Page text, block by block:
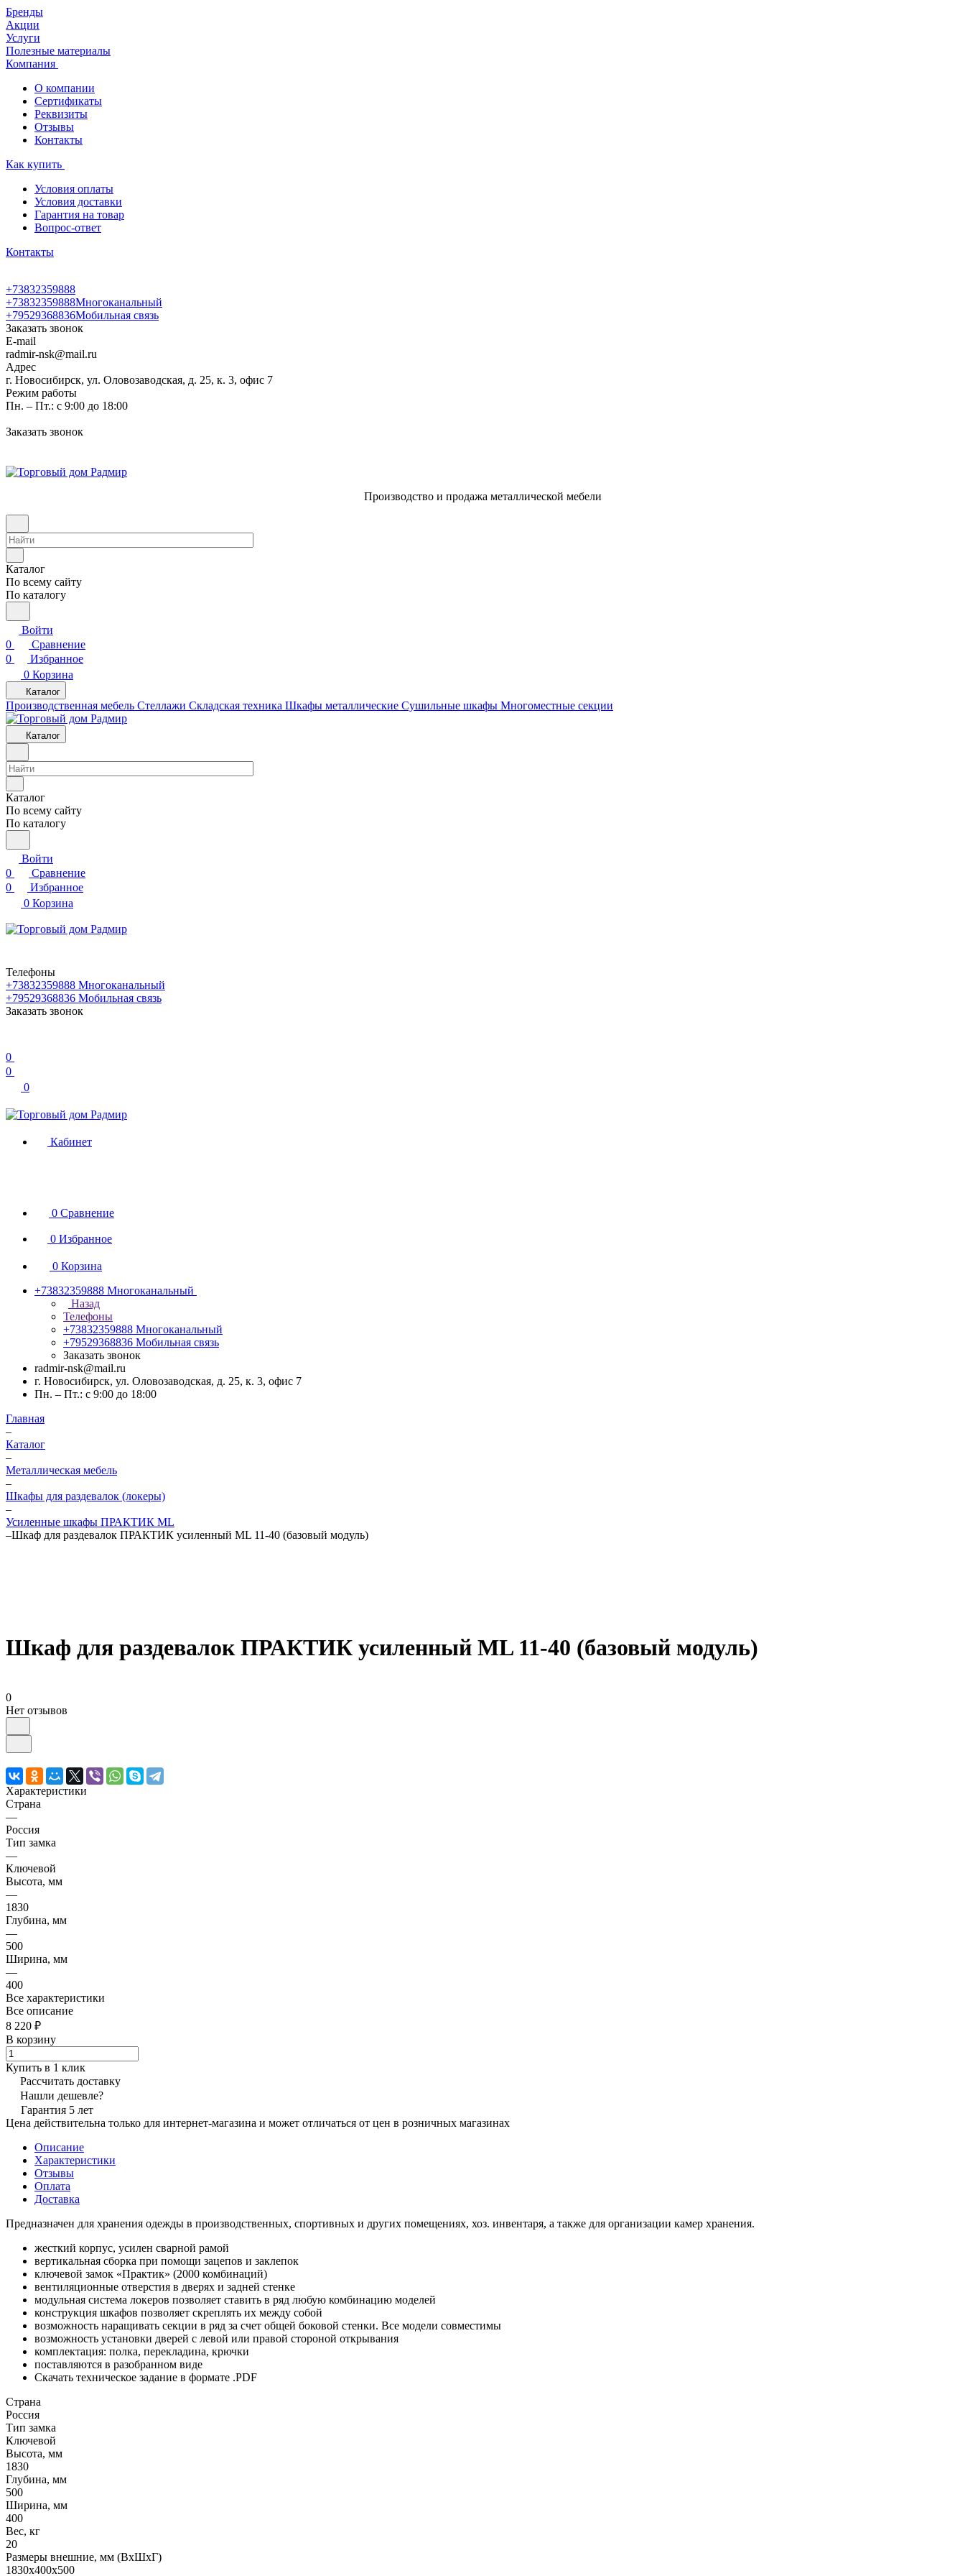
Бренды
Акции
Услуги
Полезные материалы
Компания
О компании
Сертификаты
Реквизиты
Отзывы
Контакты
Как купить
Условия оплаты
Условия доставки
Гарантия на товар
Вопрос-ответ
Контакты
+73832359888
+73832359888Многоканальный
+79529368836Мобильная связь
Заказать звонок
E-mail
radmir-nsk@mail.ru
Адрес
г. Новосибирск, ул. Оловозаводская, д. 25, к. 3, офис 7
Режим работы
Пн. – Пт.: с 9:00 до 18:00
Заказать звонок
Производство и продажа металлической мебели
Каталог
По всему сайту
По каталогу
Войти
0
Сравнение
0
Избранное
0 Корзина
Каталог
Производственная мебель Cтеллажи Складская техника Шкафы металлические Cушильные шкафы Многоместные секции
Каталог
Каталог
По всему сайту
По каталогу
Войти
0
Сравнение
0
Избранное
0 Корзина
Телефоны
+73832359888 Многоканальный
+79529368836 Мобильная связь
Заказать звонок
0
0
0
Кабинет
0 Сравнение
0 Избранное
0 Корзина
+73832359888 Многоканальный
Назад
Телефоны
+73832359888 Многоканальный
+79529368836 Мобильная связь
Заказать звонок
radmir-nsk@mail.ru
г. Новосибирск, ул. Оловозаводская, д. 25, к. 3, офис 7
Пн. – Пт.: с 9:00 до 18:00
Главная
–
Каталог
–
Металлическая мебель
–
Шкафы для раздевалок (локеры)
–
Усиленные шкафы ПРАКТИК ML
–Шкаф для раздевалок ПРАКТИК усиленный ML 11-40 (базовый модуль)
Шкаф для раздевалок ПРАКТИК усиленный ML 11-40 (базовый модуль)
0
Нет отзывов
Характеристики
Страна
—
Россия
Тип замка
—
Ключевой
Высота, мм
—
1830
Глубина, мм
—
500
Ширина, мм
—
400
Все характеристики
Все описание
8 220 ₽
В корзину
Купить в 1 клик
Рассчитать доставку
Нашли дешевле?
Гарантия 5 лет
Цена действительна только для интернет-магазина и может отличаться от цен в розничных магазинах
Описание
Характеристики
Отзывы
Оплата
Доставка
Предназначен для хранения одежды в производственных, спортивных и других помещениях, хоз. инвентаря, а также для организации камер хранения.
жесткий корпус, усилен сварной рамой
вертикальная сборка при помощи зацепов и заклепок
ключевой замок «Практик» (2000 комбинаций)
вентиляционные отверстия в дверях и задней стенке
модульная система локеров позволяет ставить в ряд любую комбинацию моделей
конструкция шкафов позволяет скреплять их между собой
возможность наращивать секции в ряд за счет общей боковой стенки. Все модели совместимы
возможность установки дверей с левой или правой стороной открывания
комплектация: полка, перекладина, крючки
поставляются в разобранном виде
Скачать техническое задание в формате .PDF
Страна
Россия
Тип замка
Ключевой
Высота, мм
1830
Глубина, мм
500
Ширина, мм
400
Вес, кг
20
Размеры внешние, мм (ВхШхГ)
1830x400x500